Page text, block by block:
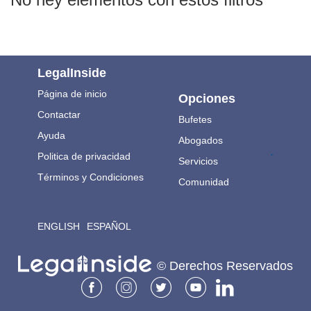
LegalInside
Página de inicio
Contactar
Ayuda
Politica de privacidad
Términos y Condiciones
ENGLISH ESPAÑOL
Opciones
Bufetes
Abogados
Servicios
Comunidad
.
© Derechos Reservados